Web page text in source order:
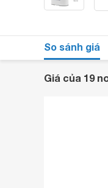
So sánh giá
Giá của 19